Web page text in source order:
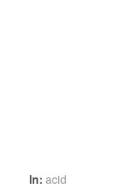
In:acid